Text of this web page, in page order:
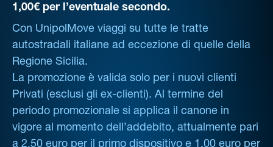
1,00€ per l’eventuale secondo.
Con UnipolMove viaggi su tutte le tratte
autostradali italiane ad eccezione di quelle della
Regione Sicilia.
La promozione è valida solo per i nuovi clienti
Privati (esclusi gli ex-clienti). Al termine del
periodo promozionale si applica il canone in
vigore al momento dell’addebito, attualmente pari
a 2,50 euro per il primo dispositivo e 1,00 euro per